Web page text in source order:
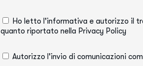
Ho letto l'informativa e autorizzo il
quanto riportato nella Privacy Policy
Autorizzo l'invio di comunicazioni